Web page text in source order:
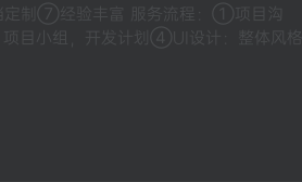
制⑦经验丰富 服务流程：①项目沟
目小组，开发计划④UI设计：整体风格